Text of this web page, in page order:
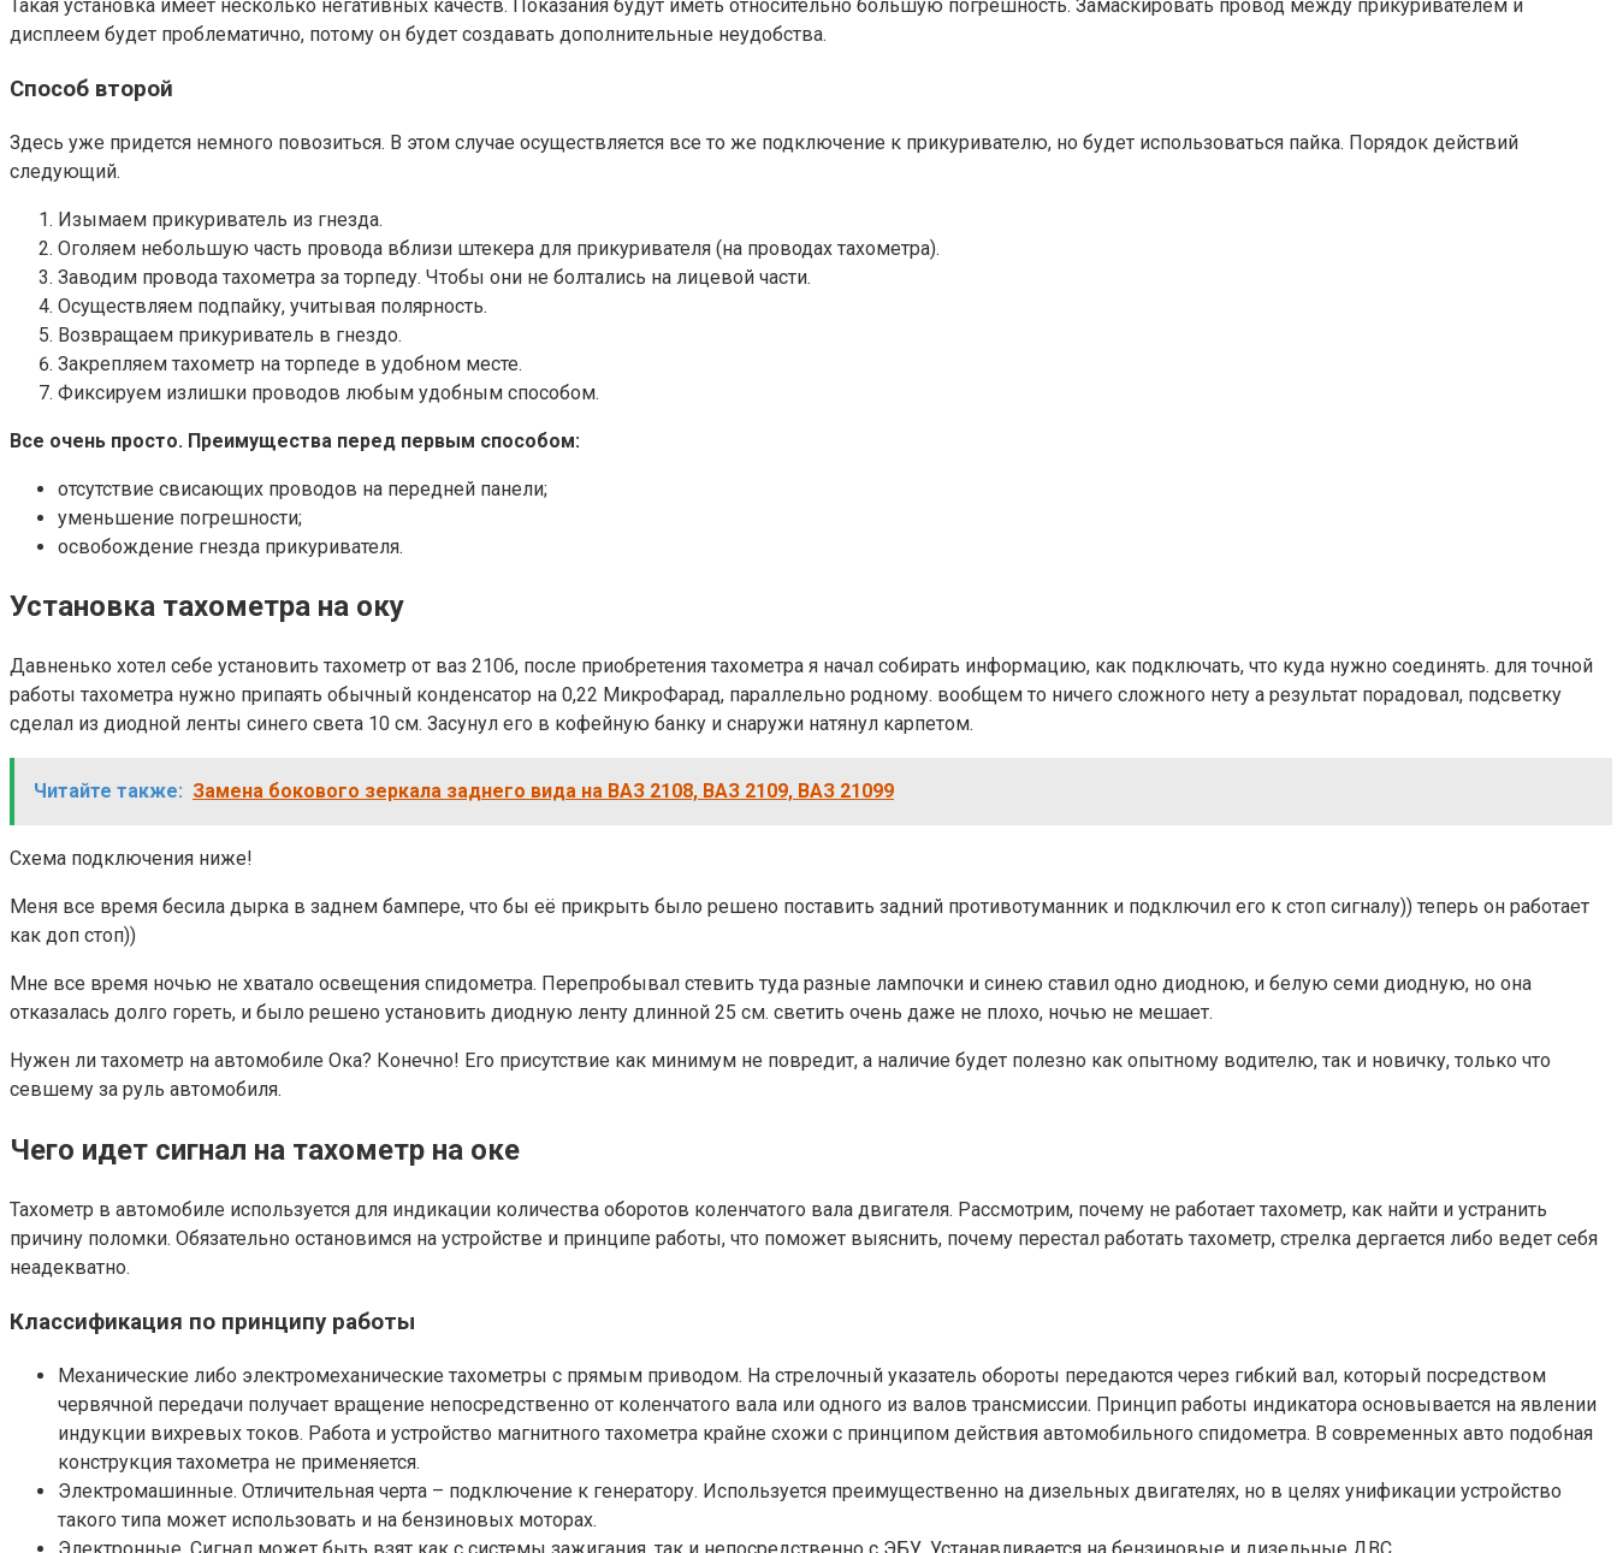
Такая установка имеет несколько негативных качеств. Показания будут иметь относительно большую погрешность. Замаскировать провод между прикуривателем и
дисплеем будет проблематично, потому он будет создавать дополнительные неудобства.
Способ второй
Здесь уже придется немного повозиться. В этом случае осуществляется все то же подключение к прикуривателю, но будет использоваться пайка. Порядок действий
следующий.
Изымаем прикуриватель из гнезда.
Оголяем небольшую часть провода вблизи штекера для прикуривателя (на проводах тахометра).
Заводим провода тахометра за торпеду. Чтобы они не болтались на лицевой части.
Осуществляем подпайку, учитывая полярность.
Возвращаем прикуриватель в гнездо.
Закрепляем тахометр на торпеде в удобном месте.
Фиксируем излишки проводов любым удобным способом.
Все очень просто. Преимущества перед первым способом:
отсутствие свисающих проводов на передней панели;
уменьшение погрешности;
освобождение гнезда прикуривателя.
Установка тахометра на оку
Давненько хотел себе установить тахометр от ваз 2106, после приобретения тахометра я начал собирать информацию, как подключать, что куда нужно соединять. для точной
работы тахометра нужно припаять обычный конденсатор на 0,22 МикроФарад, параллельно родному. вообщем то ничего сложного нету а результат порадовал, подсветку
сделал из диодной ленты синего света 10 см. Засунул его в кофейную банку и снаружи натянул карпетом.
Читайте также: Замена бокового зеркала заднего вида на ВАЗ 2108, ВАЗ 2109, ВАЗ 21099
Схема подключения ниже!
Меня все время бесила дырка в заднем бампере, что бы её прикрыть было решено поставить задний противотуманник и подключил его к стоп сигналу)) теперь он работает
как доп стоп))
Мне все время ночью не хватало освещения спидометра. Перепробывал стевить туда разные лампочки и синею ставил одно диодною, и белую семи диодную, но она
отказалась долго гореть, и было решено установить диодную ленту длинной 25 см. светить очень даже не плохо, ночью не мешает.
Нужен ли тахометр на автомобиле Ока? Конечно! Его присутствие как минимум не повредит, а наличие будет полезно как опытному водителю, так и новичку, только что
севшему за руль автомобиля.
Чего идет сигнал на тахометр на оке
Тахометр в автомобиле используется для индикации количества оборотов коленчатого вала двигателя. Рассмотрим, почему не работает тахометр, как найти и устранить
причину поломки. Обязательно остановимся на устройстве и принципе работы, что поможет выяснить, почему перестал работать тахометр, стрелка дергается либо ведет себя
неадекватно.
Классификация по принципу работы
Механические либо электромеханические тахометры с прямым приводом. На стрелочный указатель обороты передаются через гибкий вал, который посредством
червячной передачи получает вращение непосредственно от коленчатого вала или одного из валов трансмиссии. Принцип работы индикатора основывается на явлении
индукции вихревых токов. Работа и устройство магнитного тахометра крайне схожи с принципом действия автомобильного спидометра. В современных авто подобная
конструкция тахометра не применяется.
Электромашинные. Отличительная черта – подключение к генератору. Используется преимущественно на дизельных двигателях, но в целях унификации устройство
такого типа может использовать и на бензиновых моторах.
Электронные. Сигнал может быть взят как с системы зажигания, так и непосредственно с ЭБУ. Устанавливается на бензиновые и дизельные ДВС.